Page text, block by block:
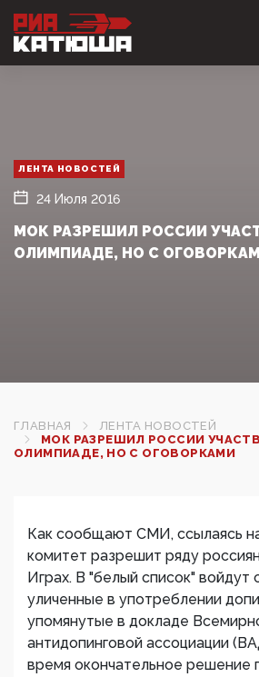
ЛЕНТА НОВОСТЕЙ
24 Июля 2016
МОК РАЗРЕШИЛ РОССИИ
ОЛИМПИАДЕ, НО С
ГЛАВНАЯ
ЛЕНТА НОВОСТЕЙ
МОК РАЗРЕШИЛ РОССИИ
ОЛИМПИАДЕ, НО С ОГОВОРКАМИ
Как сообщают СМИ, ссылаясь
комитет разрешит ряду
Играх. В "белый список" войдут
уличенные в употреблении
упомянутые в докладе
антидопинговой ассоциации
время окончательное решение